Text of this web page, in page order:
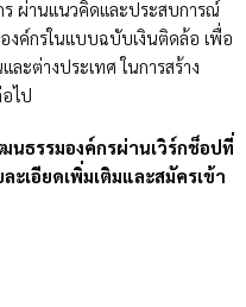
ผ่านแนวคิดและประสบการณ์
งค์กรในแบบฉบับเงินติดล้อ เพื่อ
ะต่างประเทศ ในการสร้าง
ไป
ธรรมองค์กรผ่านเวิร์กช็อปที่
ะเอียดเพิ่มเติมและสมัครเข้า